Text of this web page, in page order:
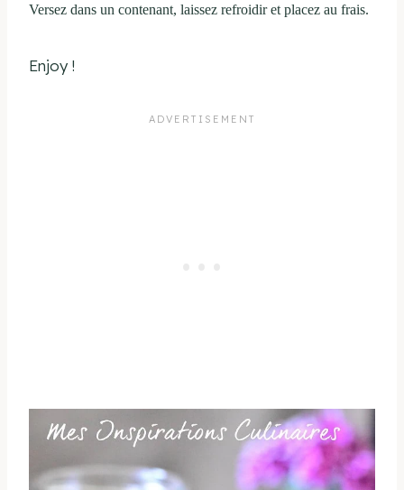
Versez dans un contenant, laissez refroidir et placez au frais.
Enjoy !